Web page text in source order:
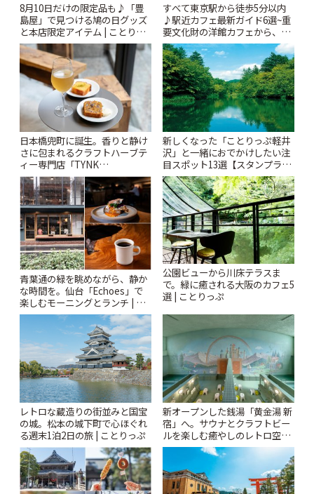
8月10日だけの限定品も♪「豊
島屋」で見つける鳩の日グッズ
と本店限定アイテム | ことりっ
ぷ
すべて東京駅から徒歩5分以内
♪駅近カフェ最新ガイド6選~重
要文化財の洋館カフェから、改
札すぐのレトロ喫茶まで~ | こと
りっぷ
日本橋兜町に誕生。香りと静け
さに包まれるクラフトハーブテ
ィー専門店「TYNK
Kabutocho」 | ことりっぷ
新しくなった「ことりっぷ軽井
沢」と一緒におでかけしたい注
目スポット13選【スタンプラリ
ー開催中】 | ことりっぷ
青葉通の緑を眺めながら、静か
な時間を。仙台「Echoes」で
楽しむモーニングとランチ | こ
とりっぷ
公園ビューから川床テラスま
で。緑に癒される大阪のカフェ5
選 | ことりっぷ
レトロな蔵造りの街並みと国宝
の城。松本の城下町で心ほぐれ
る週末1泊2日の旅 | ことりっぷ
新オープンした銭湯「黄金湯 新
宿」へ。サウナとクラフトビー
ルを楽しむ癒やしのレトロ空間
| ことりっぷ